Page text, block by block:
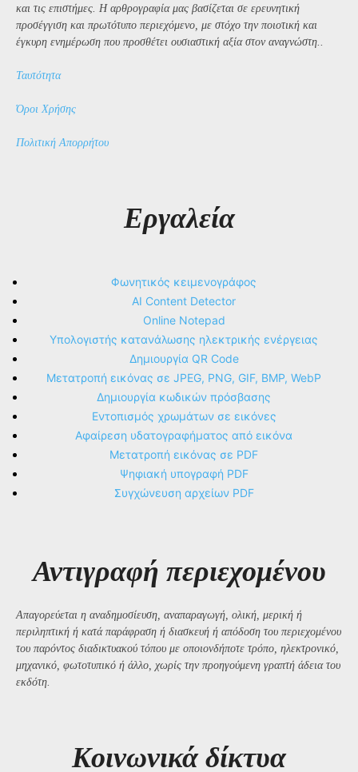
και τις επιστήμες. Η αρθρογραφία μας βασίζεται σε ερευνητική
προσέγγιση και πρωτότυπο περιεχόμενο, με στόχο την ποιοτική και
έγκυρη ενημέρωση που προσθέτει ουσιαστική αξία στον αναγνώστη..
Ταυτότητα
Όροι Χρήσης
Πολιτική Απορρήτου
Εργαλεία
Φωνητικός κειμενογράφος
AI Content Detector
Online Notepad
Υπολογιστής κατανάλωσης ηλεκτρικής ενέργειας
Δημιουργία QR Code
Μετατροπή εικόνας σε JPEG, PNG, GIF, BMP, WebP
Δημιουργία κωδικών πρόσβασης
Εντοπισμός χρωμάτων σε εικόνες
Αφαίρεση υδατογραφήματος από εικόνα
Μετατροπή εικόνας σε PDF
Ψηφιακή υπογραφή PDF
Συγχώνευση αρχείων PDF
Αντιγραφή περιεχομένου
Απαγορεύεται η αναδημοσίευση, αναπαραγωγή, ολική, μερική ή
περιληπτική ή κατά παράφραση ή διασκευή ή απόδοση του περιεχομένου
του παρόντος διαδικτυακού τόπου με οποιονδήποτε τρόπο, ηλεκτρονικό,
μηχανικό, φωτοτυπικό ή άλλο, χωρίς την προηγούμενη γραπτή άδεια του
εκδότη.
Kοινωνικά δίκτυα